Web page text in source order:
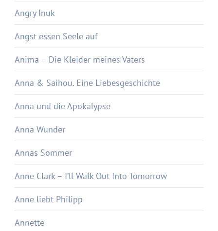
Angry Inuk
Angst essen Seele auf
Anima – Die Kleider meines Vaters
Anna & Saihou. Eine Liebesgeschichte
Anna und die Apokalypse
Anna Wunder
Annas Sommer
Anne Clark – I’ll Walk Out Into Tomorrow
Anne liebt Philipp
Annette